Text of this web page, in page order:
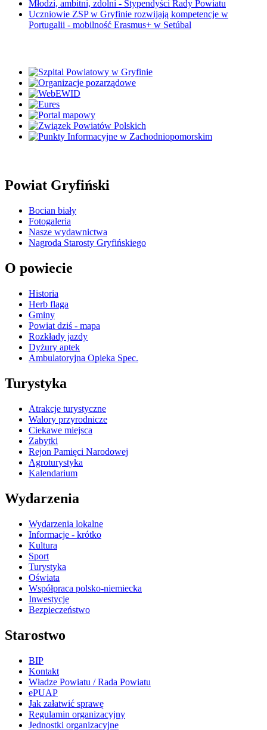
Młodzi, ambitni, zdolni - Stypendyści Rady Powiatu
Uczniowie ZSP w Gryfinie rozwijają kompetencje w
Portugalii - mobilność Erasmus+ w Setúbal
Powiat Gryfiński
Bocian biały
Fotogaleria
Nasze wydawnictwa
Nagroda Starosty Gryfińskiego
O powiecie
Historia
Herb flaga
Gminy
Powiat dziś - mapa
Rozkłady jazdy
Dyżury aptek
Ambulatoryjna Opieka Spec.
Turystyka
Atrakcje turystyczne
Walory przyrodnicze
Ciekawe miejsca
Zabytki
Rejon Pamięci Narodowej
Agroturystyka
Kalendarium
Wydarzenia
Wydarzenia lokalne
Informacje - krótko
Kultura
Sport
Turystyka
Oświata
Współpraca polsko-niemiecka
Inwestycje
Bezpieczeństwo
Starostwo
BIP
Kontakt
Władze Powiatu / Rada Powiatu
ePUAP
Jak załatwić sprawę
Regulamin organizacyjny
Jednostki organizacyjne